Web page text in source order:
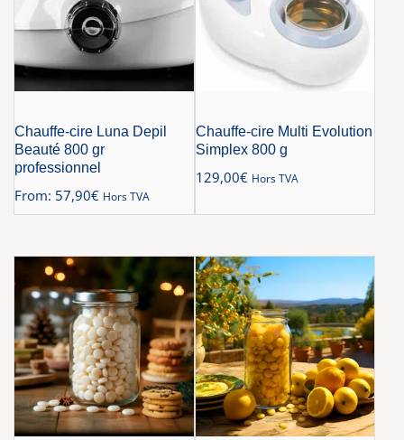
Chauffe-cire Luna Depil
Beauté 800 gr
professionnel
From: 57,90€ Hors TVA
Chauffe-cire Multi Evolution
Simplex 800 g
129,00€ Hors TVA